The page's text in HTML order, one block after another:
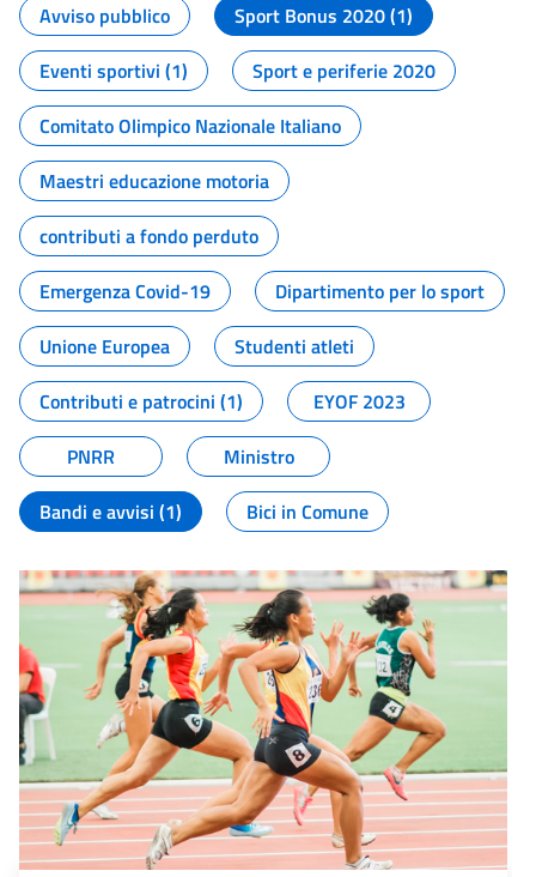
Avviso pubblico
Sport Bonus 2020 (1)
Eventi sportivi (1)
Sport e periferie 2020
Comitato Olimpico Nazionale Italiano
Maestri educazione motoria
contributi a fondo perduto
Emergenza Covid-19
Dipartimento per lo sport
Unione Europea
Studenti atleti
Contributi e patrocini (1)
EYOF 2023
PNRR
Ministro
Bandi e avvisi (1)
Bici in Comune